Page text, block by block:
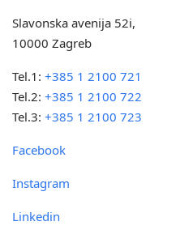
Slavonska avenija 52i,
10000 Zagreb
Tel.1:+385 1 2100 721
Tel.2:+385 1 2100 722
Tel.3:+385 1 2100 723
Facebook
Instagram
Linkedin